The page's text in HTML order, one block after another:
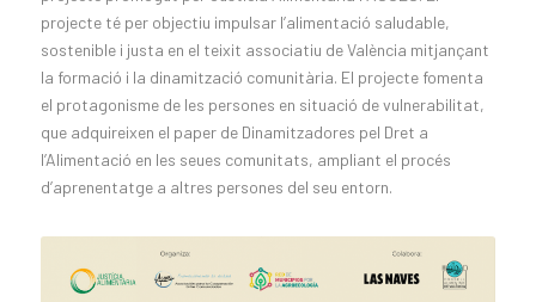
projecte té per objectiu impulsar l’alimentació saludable,
sostenible i justa en el teixit associatiu de València mitjançant
la formació i la dinamització comunitària. El projecte fomenta
el protagonisme de les persones en situació de vulnerabilitat,
que adquireixen el paper de Dinamitzadores pel Dret a
l’Alimentació en les seues comunitats, ampliant el procés
d’aprenentatge a altres persones del seu entorn.